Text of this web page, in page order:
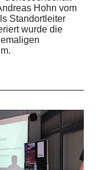
Hohn vom
Standortleiter
wurde die